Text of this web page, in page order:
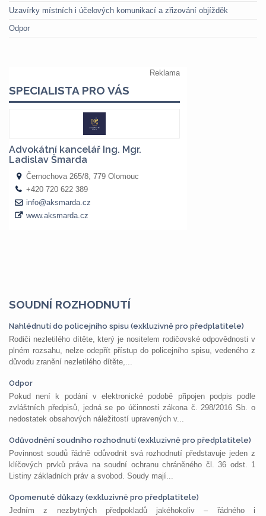
Uzavírky místních i účelových komunikací a zřizování objížděk
Odpor
SOUDNÍ ROZHODNUTÍ
Nahlédnutí do policejního spisu (exkluzivně pro předplatitele)
Rodiči nezletilého dítěte, který je nositelem rodičovské odpovědnosti v
plném rozsahu, nelze odepřít přístup do policejního spisu, vedeného z
důvodu zranění nezletilého dítěte,...
Odpor
Pokud není k podání v elektronické podobě připojen podpis podle
zvláštních předpisů, jedná se po účinnosti zákona č. 298/2016 Sb. o
nedostatek obsahových náležitostí upravených v...
Odůvodnění soudního rozhodnutí (exkluzivně pro předplatitele)
Povinnost soudů řádně odůvodnit svá rozhodnutí představuje jeden z
klíčových prvků práva na soudní ochranu chráněného čl. 36 odst. 1
Listiny základních práv a svobod. Soudy mají...
Opomenuté důkazy (exkluzivně pro předplatitele)
Jedním z nezbytných předpokladů jakéhokoliv – řádného i